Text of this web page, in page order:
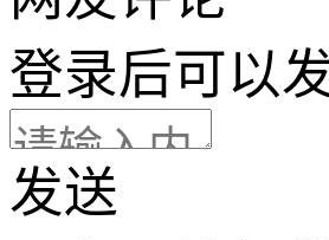
登录后可以
发送